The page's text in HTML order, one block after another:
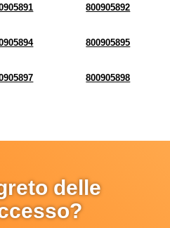
800905892
800905895
800905898
delle